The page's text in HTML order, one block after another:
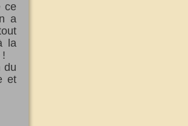
ce
a
la
!
du
et